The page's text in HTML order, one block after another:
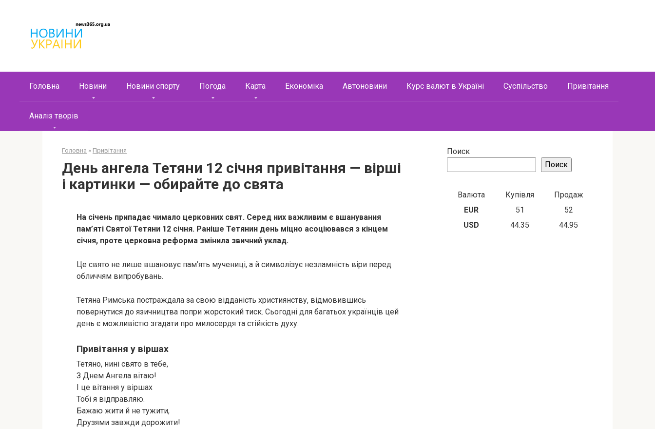
контенту
Головна Новини Новини спорту Погода Карта Економіка Автоновини Курс валют в Україні Суспільство Привітання
Аналіз творів
Головна » Привітання
День ангела Тетяни 12 січня привітання — вірші
і картинки — обирайте до свята
На січень припадає чимало церковних свят. Серед них важливим є вшанування
пам’яті Святої Тетяни 12 січня. Раніше Тетянин день міцно асоціювався з кінцем
січня, проте церковна реформа змінила звичний уклад.
Це свято не лише вшановує пам’ять мучениці, а й символізує незламність віри перед
обличчям випробувань.
Тетяна Римська постраждала за свою відданість християнству, відмовившись
повернутися до язичництва попри жорстокий тиск. Сьогодні для багатьох українців цей
день є можливістю згадати про милосердя та стійкість духу.
Привітання у віршах
Тетяно, нині свято в тебе,
З Днем Ангела вітаю!
І це вітання у віршах
Тобі я відправляю.
Бажаю жити й не тужити,
Друзями завжди дорожити!
Поиск
Поиск
Валюта Купівля
Продаж
EUR
51
52
USD
44.35 44.95